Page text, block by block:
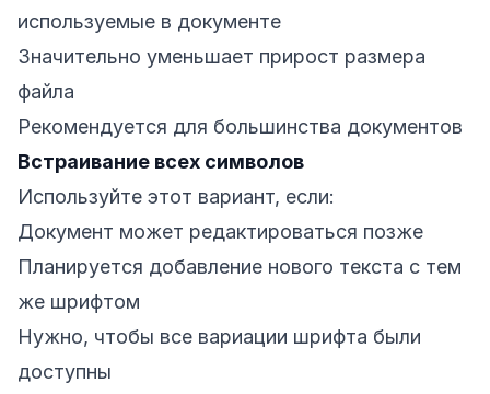
используемые в документе
Значительно уменьшает прирост размера
файла
Рекомендуется для большинства документов
Встраивание всех символов
Используйте этот вариант, если:
Документ может редактироваться позже
Планируется добавление нового текста с тем
же шрифтом
Нужно, чтобы все вариации шрифта были
доступны